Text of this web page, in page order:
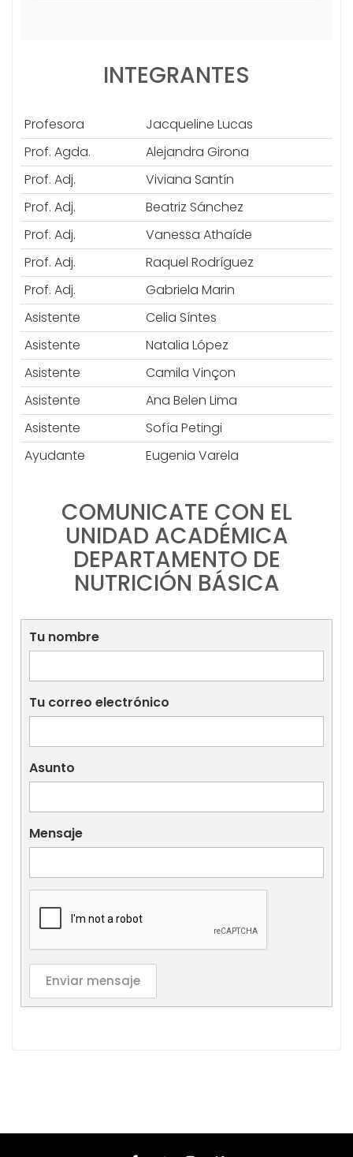
INTEGRANTES
Profesora
Jacqueline Lucas
Prof. Agda.
Alejandra Girona
Prof. Adj.
Viviana Santín
Prof. Adj.
Beatriz Sánchez
Prof. Adj.
Vanessa Athaíde
Prof. Adj.
Raquel Rodríguez
Prof. Adj.
Gabriela Marin
Asistente
Celia Síntes
Asistente
Natalia López
Asistente
Camila Vinçon
Asistente
Ana Belen Lima
Asistente
Sofía Petingi
Ayudante
Eugenia Varela
COMUNICATE CON EL
UNIDAD ACADÉMICA
DEPARTAMENTO DE
NUTRICIÓN BÁSICA
Tu nombre
Tu correo electrónico
Asunto
Mensaje
Enviar mensaje